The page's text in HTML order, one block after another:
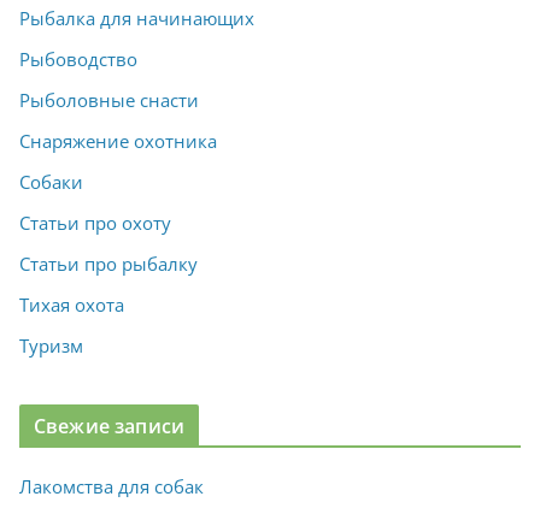
Рыбалка для начинающих
Рыбоводство
Рыболовные снасти
Снаряжение охотника
Собаки
Статьи про охоту
Статьи про рыбалку
Тихая охота
Туризм
Свежие записи
Лакомства для собак